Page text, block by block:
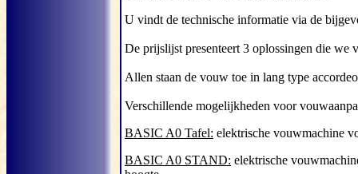
U vindt de technische informatie via de
De prijslijst presenteert 3 oplossingen die we
Allen staan ​​de vouw toe in lang type
Verschillende mogelijkheden voor
BASIC A0 Tafel: elektrische vouwmachine
BASIC A0 STAND: elektrische